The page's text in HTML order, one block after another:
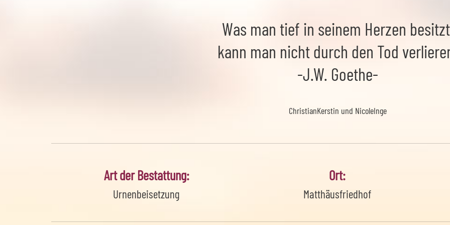
Was man tief in seinem Herzen
kann man nicht durch den Tod
-J.W. Goethe-
ChristianKerstin und NicoleInge
Art der Bestattung:
Urnenbeisetzung
Ort:
Matthäusfriedhof